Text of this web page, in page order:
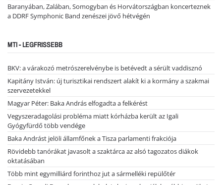
Baranyában, Zalában, Somogyban és Horvátországban koncerteznek
a DDRF Symphonic Band zenészei jövő hétvégén
MTI - LEGFRISSEBB
BKV: a várakozó metrószerelvénybe is betévedt a sérült vaddisznó
Kapitány István: új turisztikai rendszert alakít ki a kormány a szakmai
szervezetekkel
Magyar Péter: Baka András elfogadta a felkérést
Vegyszeradagolási probléma miatt kórházba került az Igali
Gyógyfürdő több vendége
Baka Andrást jelöli államfőnek a Tisza parlamenti frakciója
Rövidebb tanórákat javasolt a szaktárca az alsó tagozatos diákok
oktatásában
Több mint egymilliárd forinthoz jut a sármelléki repülőtér